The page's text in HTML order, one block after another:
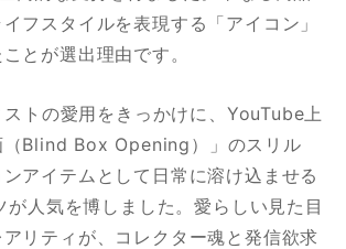
フスタイルを表現する「アイコン」
とが選出理由です。
トの愛用をきっかけに、YouTube上
（Blind Box Opening）」のスリル
アイテムとして日常に溶け込ませる
人気を博しました。愛らしい見た目
リティが、コレクター魂と発信欲求